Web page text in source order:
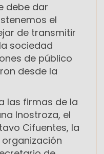
debe dar
el
de transmitir
sociedad
de público
desde la
las firmas de la
Inostroza, el
Cifuentes, la